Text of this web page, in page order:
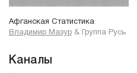
Афганская Статистика
Владимир Мазур & Группа Русь
Каналы